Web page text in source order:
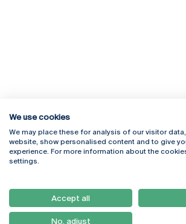
Rua Diogo Botelho 1327
4169-005 Porto
+351 226 196 240
Campus
Webmail
Como Chegar
Newsletter
We use cookies
We may place these for analysis of our visitor
website, show personalised content and to give
experience. For more information about the
settings.
Accept all
No, adjust